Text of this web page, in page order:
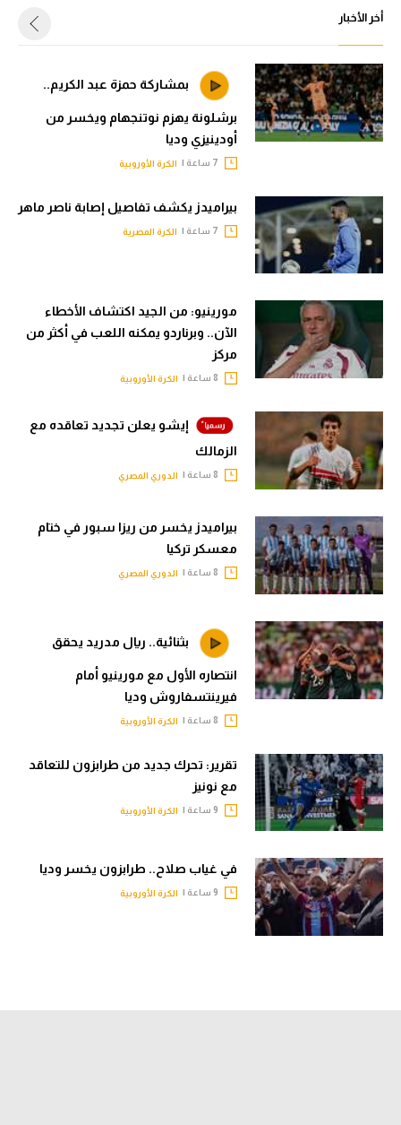
أخر الأخبار
بمشاركة حمزة عبد الكريم..
برشلونة يهزم نوتنجهام ويخسر من
أودينيزي وديا
الكرة الأوروبية
بيراميدز يكشف تفاصيل إصابة ناصر ماهر
الكرة المصرية
مورينيو: من الجيد اكتشاف الأخطاء
الآن.. وبرناردو يمكنه اللعب في أكثر من
مركز
الكرة الأوروبية
إيشو يعلن تجديد تعاقده مع
الزمالك
الدوري المصري
بيراميدز يخسر من ريزا سبور في ختام
معسكر تركيا
الدوري المصري
بثنائية.. ريال مدريد يحقق
انتصاره الأول مع مورينيو أمام
فيرينتسفاروش وديا
الكرة الأوروبية
تقرير: تحرك جديد من طرابزون للتعاقد
مع نونيز
الكرة الأوروبية
في غياب صلاح.. طرابزون يخسر وديا
الكرة الأوروبية